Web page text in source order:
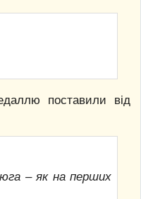
поставили від
– як на перших